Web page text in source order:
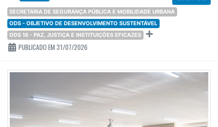
SECRETARIA DE SEGURANÇA PÚBLICA E MOBILIDADE URBANA
ODS - OBJETIVO DE DESENVOLVIMENTO SUSTENTÁVEL
ODS 16 - PAZ, JUSTIÇA E INSTITUIÇÕES EFICAZES
PUBLICADO EM 31/07/2026